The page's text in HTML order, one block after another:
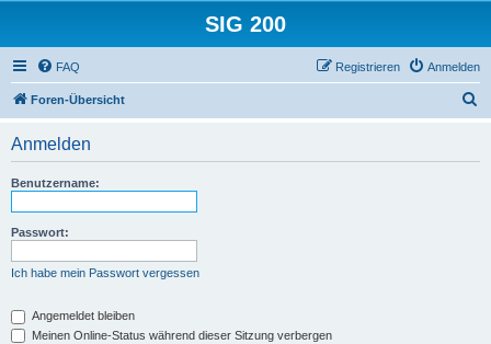
SIG 200
FAQ Anmelden
Registrieren
Foren-Übersicht
Anmelden
Benutzername:
Passwort:
Ich habe mein Passwort vergessen
Angemeldet bleiben
Meinen Online-Status während dieser Sitzung verbergen